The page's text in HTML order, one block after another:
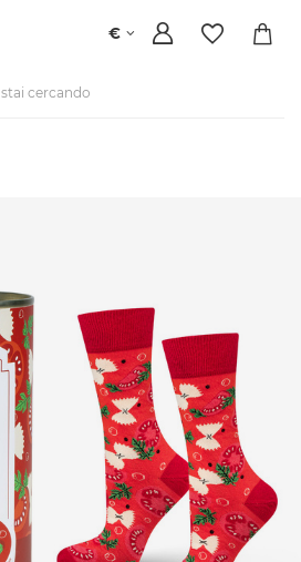
€